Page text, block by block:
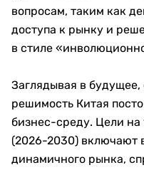
вопросам, таким как
доступа к рынку и
в стиле
Заглядывая в
решимость Китая
бизнес-среду. Цели
(2026-2030) включают
динамичного рынка,